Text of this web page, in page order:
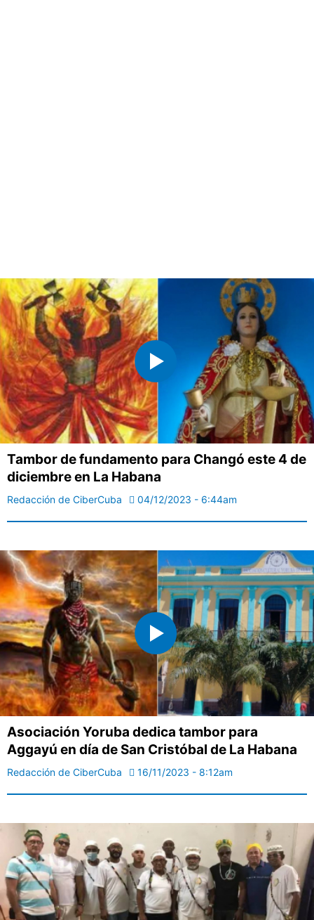
Tambor de fundamento para Changó este 4 de
diciembre en La Habana
Redacción de CiberCuba 04/12/2023 - 6:44am
Asociación Yoruba dedica tambor para
Aggayú en día de San Cristóbal de La Habana
Redacción de CiberCuba 16/11/2023 - 8:12am